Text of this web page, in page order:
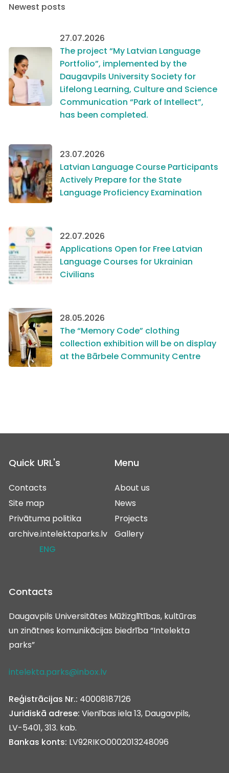
Newest posts
27.07.2026
The project “My Latvian Language
Portfolio”, implemented by the
Daugavpils University Society for
Lifelong Learning, Culture and Science
Communication “Park of Intellect”,
has been completed.
23.07.2026
Latvian Language Course Participants
Actively Prepare for the State
Language Proficiency Examination
22.07.2026
Applications Open for Free Latvian
Language Courses for Ukrainian
Civilians
28.05.2026
The “Memory Code” clothing
collection exhibition will be on display
at the Bārbele Community Centre
Quick URL's
Contacts
Site map
Privātuma politika
archive.intelektaparks.lv
ENG
Menu
About us
News
Projects
Gallery
Contacts
Daugavpils Universitātes Mūžizglītības, kultūras
un zinātnes komunikācijas biedrība “Intelekta
parks”
intelekta.parks@inbox.lv
Reģistrācijas Nr.: 40008187126
Juridiskā adrese: Vienības iela 13, Daugavpils,
LV-5401, 313. kab.
Bankas konts: LV92RIKO0002013248096